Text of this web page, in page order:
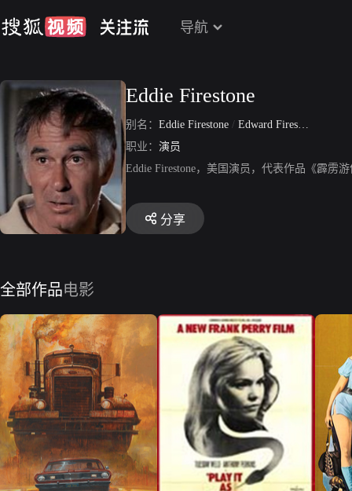
导航
Eddie Firestone
别名： Eddie Firestone / Edward Firestone
职业： 演员
Eddie Firestone，美国演员，代表作品《霹雳
分享
全部作品电影